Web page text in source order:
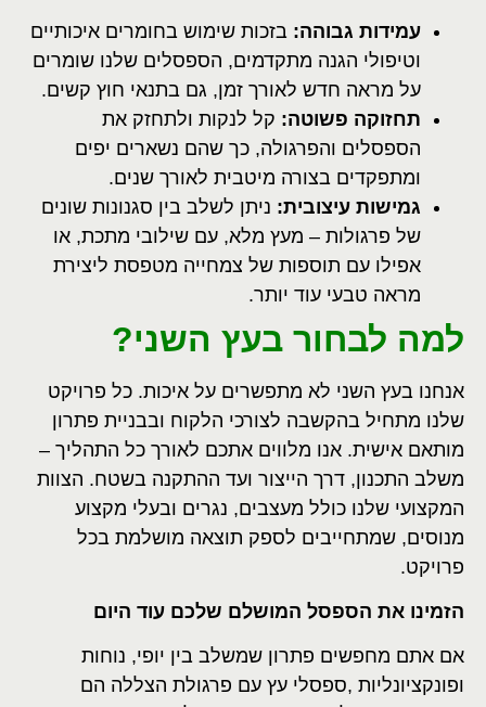
עמידות גבוהה: בזכות שימוש בחומרים איכותיים
וטיפולי הגנה מתקדמים, הספסלים שלנו שומרים
על מראה חדש לאורך זמן, גם בתנאי חוץ קשים.
תחזוקה פשוטה: קל לנקות ולתחזק את
הספסלים והפרגולה, כך שהם נשארים יפים
ומתפקדים בצורה מיטבית לאורך שנים.
גמישות עיצובית: ניתן לשלב בין סגנונות שונים
של פרגולות – מעץ מלא, עם שילובי מתכת, או
אפילו עם תוספות של צמחייה מטפסת ליצירת
מראה טבעי עוד יותר.
למה לבחור בעץ השני?
אנחנו בעץ השני לא מתפשרים על איכות. כל פרויקט
שלנו מתחיל בהקשבה לצורכי הלקוח ובבניית פתרון
מותאם אישית. אנו מלווים אתכם לאורך כל התהליך –
משלב התכנון, דרך הייצור ועד ההתקנה בשטח. הצוות
המקצועי שלנו כולל מעצבים, נגרים ובעלי מקצוע
מנוסים, שמתחייבים לספק תוצאה מושלמת בכל
פרויקט.
הזמינו את הספסל המושלם שלכם עוד היום
אם אתם מחפשים פתרון שמשלב בין יופי, נוחות
ופונקציונליות ,ספסלי עץ עם פרגולת הצללה הם